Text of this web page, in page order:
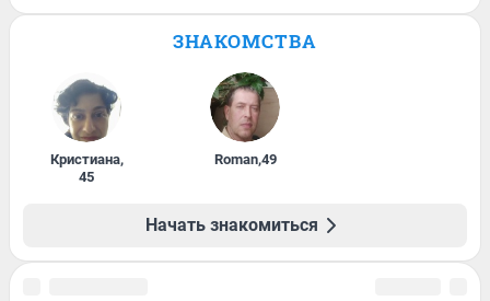
ЗНАКОМСТВА
Кристиана,
45
Roman,49
Начать знакомиться